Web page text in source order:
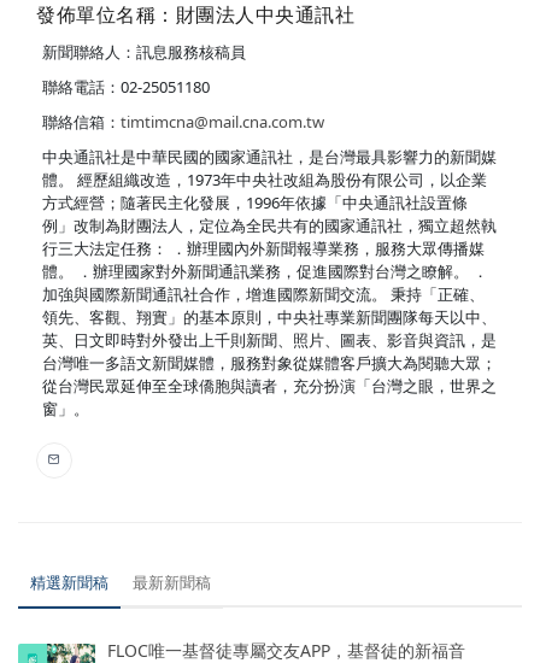
發佈單位名稱：財團法人中央通訊社
新聞聯絡人：訊息服務核稿員
聯絡電話：02-25051180
聯絡信箱： timtimcna@mail.cna.com.tw
中央通訊社是中華民國的國家通訊社，是台灣最具影響力的新聞媒
體。 經歷組織改造，1973年中央社改組為股份有限公司，以企業
方式經營；隨著民主化發展，1996年依據「中央通訊社設置條
例」改制為財團法人，定位為全民共有的國家通訊社，獨立超然執
行三大法定任務： ．辦理國內外新聞報導業務，服務大眾傳播媒
體。 ．辦理國家對外新聞通訊業務，促進國際對台灣之瞭解。 ．
加強與國際新聞通訊社合作，增進國際新聞交流。 秉持「正確、
領先、客觀、翔實」的基本原則，中央社專業新聞團隊每天以中、
英、日文即時對外發出上千則新聞、照片、圖表、影音與資訊，是
台灣唯一多語文新聞媒體，服務對象從媒體客戶擴大為閱聽大眾；
從台灣民眾延伸至全球僑胞與讀者，充分扮演「台灣之眼，世界之
窗」。
精選新聞稿 最新新聞稿
FLOC唯一基督徒專屬交友APP，基督徒的新福音